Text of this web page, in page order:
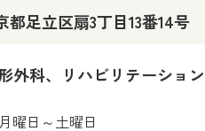
都足立区扇3丁目13番14号
外科、リハビリテーショ
月曜日～土曜日